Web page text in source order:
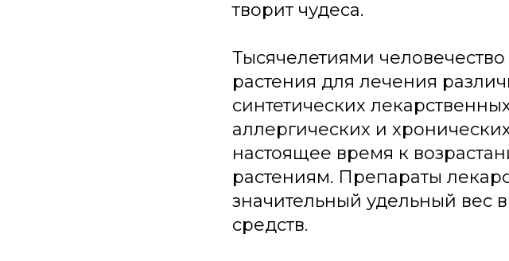
творит чудеса.
Тысячелетиями
растения для лечения
синтетических
аллергических и
настоящее время к
растениям. Препараты
значительный удельный вес
средств.